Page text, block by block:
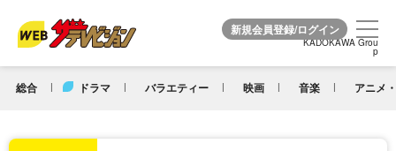
KADOKAWA Grou
p
総合 ドラマ バラエティー 映画 音楽 アニメ
KADOKAWA Grou
p